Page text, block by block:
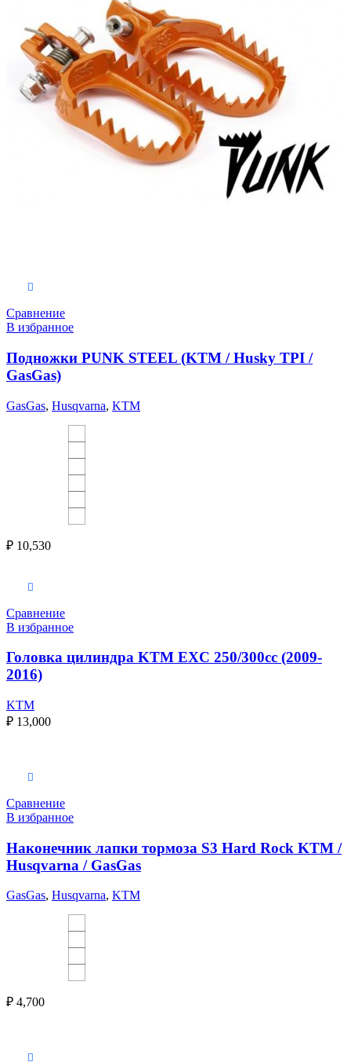
Сравнение
В избранное
Подножки PUNK STEEL (KTM / Husky TPI /
GasGas)
GasGas, Husqvarna, KTM
₽ 10,530
Сравнение
В избранное
Головка цилиндра KTM EXC 250/300cc (2009-
2016)
KTM
₽ 13,000
Сравнение
В избранное
Наконечник лапки тормоза S3 Hard Rock KTM /
Husqvarna / GasGas
GasGas, Husqvarna, KTM
₽ 4,700